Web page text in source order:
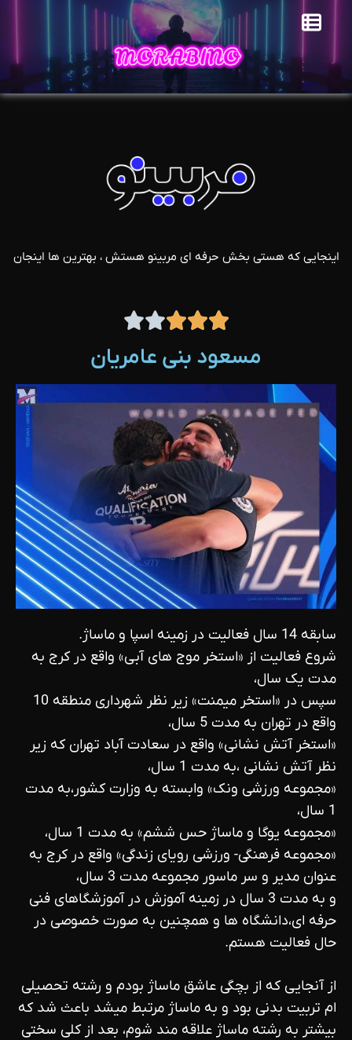
اینجایی که هستی بخش حرفه ای مربینو هستش ، بهترین ها اینجان





مسعود بنی عامریان
سابقه 14 سال فعالیت در زمینه اسپا و ماساژ.
شروع فعالیت از «استخر موج های آبی» واقع در کرج به
مدت یک سال،
سپس در «استخر میمنت‌» زیر نظر شهرداری منطقه 10
واقع در تهران به مدت 5 سال،
«استخر آتش نشانی» واقع در سعادت آباد تهران که زیر
نظر آتش نشانی ،به مدت 1 سال،
«مجموعه ورزشی ونک» وابسته به وزارت کشور،به مدت
1 سال،
«مجموعه یوگا و ماساژ حس ششم» به مدت 1 سال،
«مجموعه فرهنگی- ورزشی رویای زندگی» واقع در کرج به
عنوان مدیر و سر ماسور مجموعه مدت 3 سال،
و به مدت 3 سال در زمینه آموزش در آموزشگاهای فنی
حرفه ای،دانشگاه ها و همچنین به صورت خصوصی در
حال فعالیت هستم.
از آنجایی که از بچگی عاشق ماساژ بودم و رشته تحصیلی
ام تربیت بدنی بود و به ماساژ مرتبط میشد باعث شد که
بیشتر به رشته ماساژ علاقه مند شوم، بعد از کلی سختی